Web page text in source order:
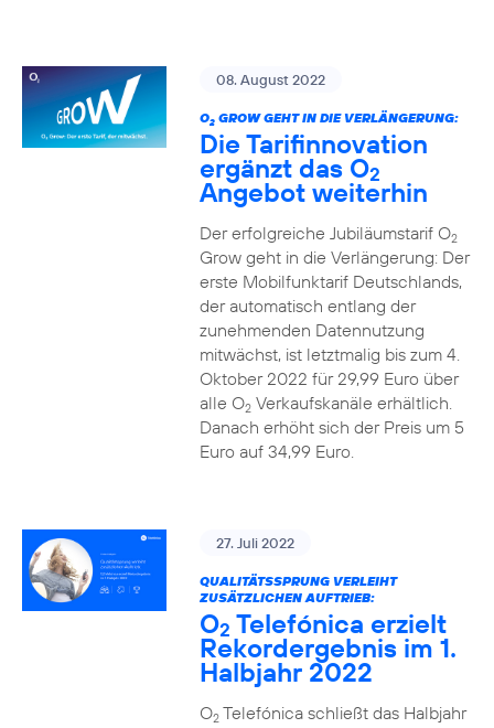
08. August 2022
O2GROW GEHT IN DIE VERLÄNGERUNG:
Die Tarifinnovation
ergänzt das O2
Angebot weiterhin
Der erfolgreiche Jubiläumstarif O2
Grow geht in die Verlängerung: Der
erste Mobilfunktarif Deutschlands,
der automatisch entlang der
zunehmenden Datennutzung
mitwächst, ist letztmalig bis zum 4.
Oktober 2022 für 29,99 Euro über
alle O2Verkaufskanäle erhältlich.
Danach erhöht sich der Preis um 5
Euro auf 34,99 Euro.
27. Juli 2022
QUALITÄTSSPRUNG VERLEIHT
ZUSÄTZLICHEN AUFTRIEB:
O2 Telefónica erzielt
Rekordergebnis im 1.
Halbjahr 2022
O2Telefónica schließt das Halbjahr